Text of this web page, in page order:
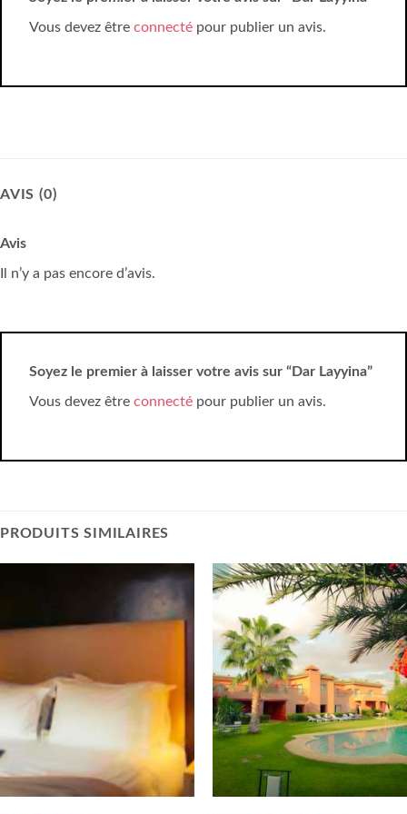
Vous devez être connecté pour publier un avis.
AVIS (0)
Avis
Il n’y a pas encore d’avis.
Soyez le premier à laisser votre avis sur “Dar Layyina”
Vous devez être connecté pour publier un avis.
PRODUITS SIMILAIRES